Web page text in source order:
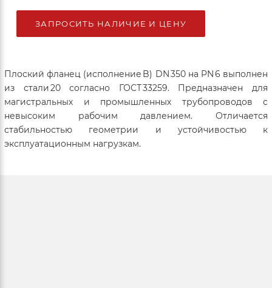
ЗАПРОСИТЬ НАЛИЧИЕ И ЦЕНУ
Плоский фланец (исполнение B) DN 350 на PN 6 выполнен
из стали 20 согласно ГОСТ 33259. Предназначен для
магистральных и промышленных трубопроводов с
невысоким рабочим давлением. Отличается
стабильностью геометрии и устойчивостью к
эксплуатационным нагрузкам.